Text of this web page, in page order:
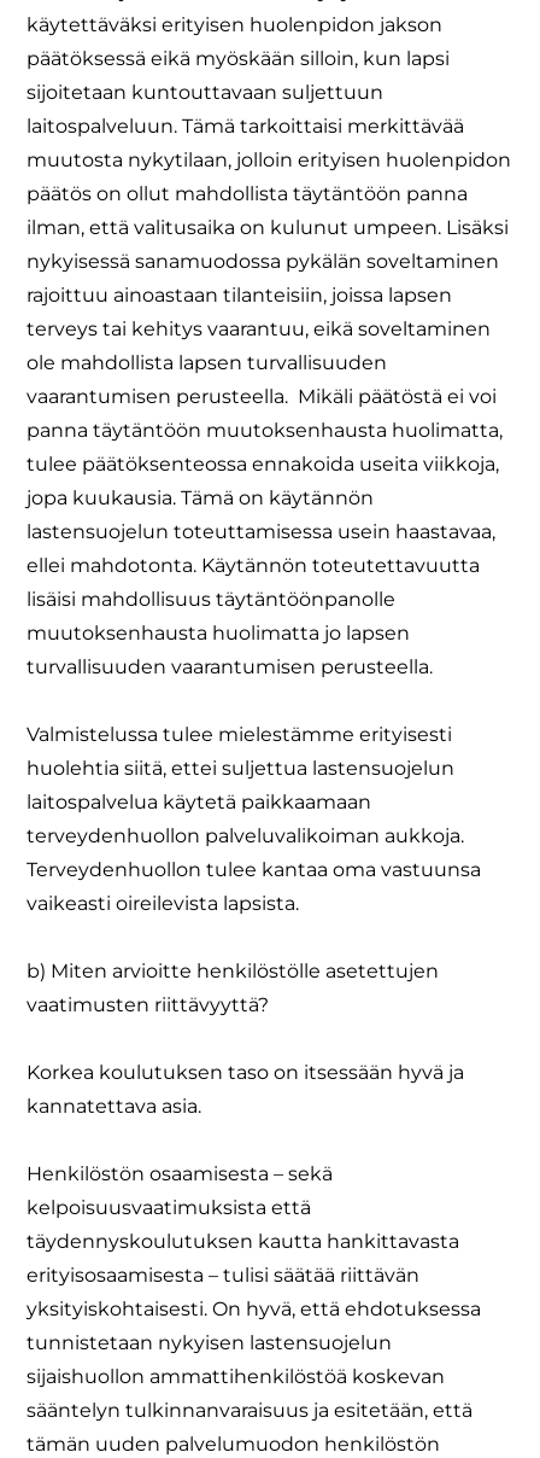
käytettäväksi erityisen huolenpidon jakson
päätöksessä eikä myöskään silloin, kun lapsi
sijoitetaan kuntouttavaan suljettuun
laitospalveluun. Tämä tarkoittaisi merkittävää
muutosta nykytilaan, jolloin erityisen huolenpidon
päätös on ollut mahdollista täytäntöön panna
ilman, että valitusaika on kulunut umpeen. Lisäksi
nykyisessä sanamuodossa pykälän soveltaminen
rajoittuu ainoastaan tilanteisiin, joissa lapsen
terveys tai kehitys vaarantuu, eikä soveltaminen
ole mahdollista lapsen turvallisuuden
vaarantumisen perusteella. Mikäli päätöstä ei voi
panna täytäntöön muutoksenhausta huolimatta,
tulee päätöksenteossa ennakoida useita viikkoja,
jopa kuukausia. Tämä on käytännön
lastensuojelun toteuttamisessa usein haastavaa,
ellei mahdotonta. Käytännön toteutettavuutta
lisäisi mahdollisuus täytäntöönpanolle
muutoksenhausta huolimatta jo lapsen
turvallisuuden vaarantumisen perusteella.
Valmistelussa tulee mielestämme erityisesti
huolehtia siitä, ettei suljettua lastensuojelun
laitospalvelua käytetä paikkaamaan
terveydenhuollon palveluvalikoiman aukkoja.
Terveydenhuollon tulee kantaa oma vastuunsa
vaikeasti oireilevista lapsista.
b) Miten arvioitte henkilöstölle asetettujen
vaatimusten riittävyyttä?
Korkea koulutuksen taso on itsessään hyvä ja
kannatettava asia.
Henkilöstön osaamisesta – sekä
kelpoisuusvaatimuksista että
täydennyskoulutuksen kautta hankittavasta
erityisosaamisesta – tulisi säätää riittävän
yksityiskohtaisesti. On hyvä, että ehdotuksessa
tunnistetaan nykyisen lastensuojelun
sijaishuollon ammattihenkilöstöä koskevan
sääntelyn tulkinnanvaraisuus ja esitetään, että
tämän uuden palvelumuodon henkilöstön